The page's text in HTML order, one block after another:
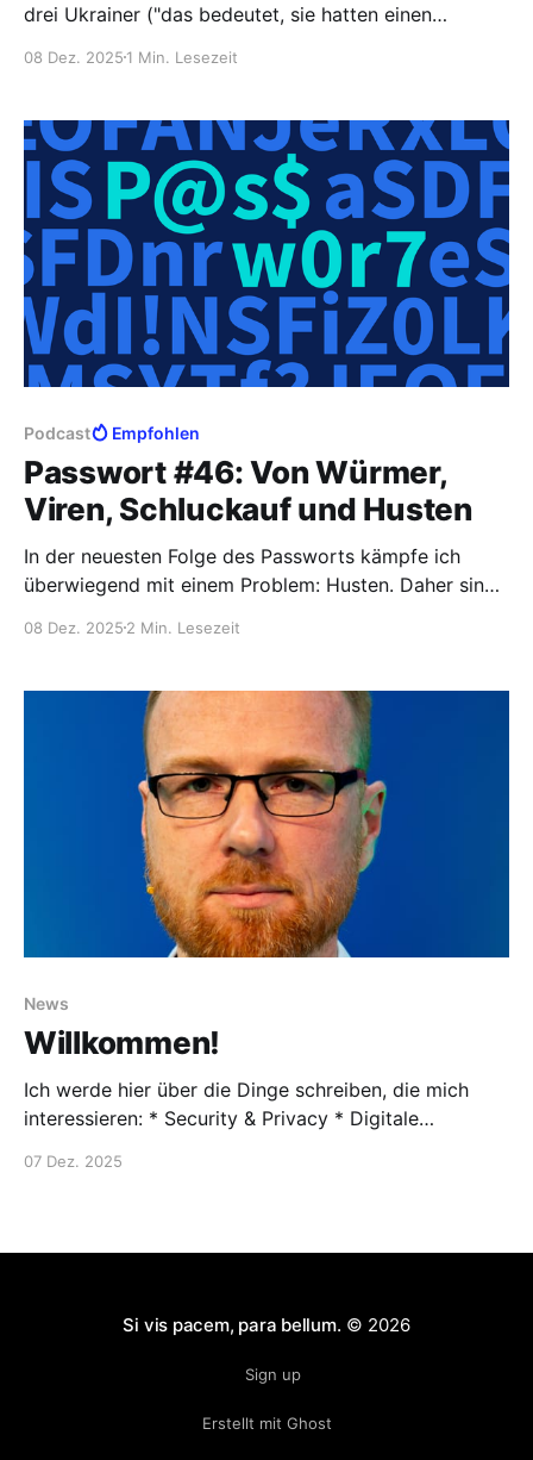
drei Ukrainer ("das bedeutet, sie hatten einen
Zugehörigkeit aus", so Krawcyk) in Polen verhaftet.
police arrested three #Ukraine citizens (aged 39–43)
in the center of Warsaw
08 Dez. 2025 1 Min. Lesezeit
Podcast Empfohlen
Passwort #46: Von Würmer,
Viren, Schluckauf und Husten
In der neuesten Folge des Passworts kämpfe ich
überwiegend mit einem Problem: Husten. Daher sind
meinem Redeanteil - ich musste das Mikro hastig
haben. Eines der meistgewünschten Features im
Podcast ist übrigens, dass wir
08 Dez. 2025 2 Min. Lesezeit
News
Willkommen!
Ich werde hier über die Dinge schreiben, die mich
interessieren: * Security & Privacy * Digitale
07 Dez. 2025
Si vis pacem, para bellum. © 2026
Sign up
Erstellt mit Ghost